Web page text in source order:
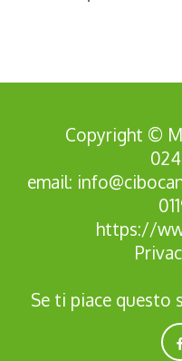
Copyright ©
email:
https://
Se ti piace questo